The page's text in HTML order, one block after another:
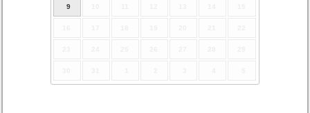
9